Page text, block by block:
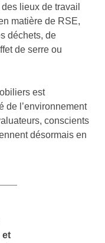
lieux de travail
matière de RSE,
déchets, de
de serre ou
est
de l’environnement
conscients
désormais en
et